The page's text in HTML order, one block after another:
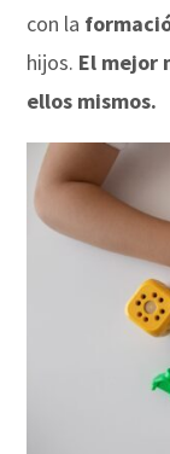
con la
hijos. El mejor
ellos mismos.